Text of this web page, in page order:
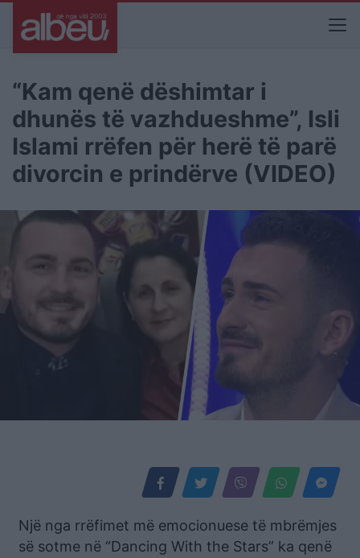
“Kam qenë dëshimtar i
dhunës të vazhdueshme”, Isli
Islami rrëfen për herë të parë
divorcin e prindërve (VIDEO)
Një nga rrëfimet më emocionuese të mbrëmjes
së sotme në “Dancing With the Stars” ka qenë